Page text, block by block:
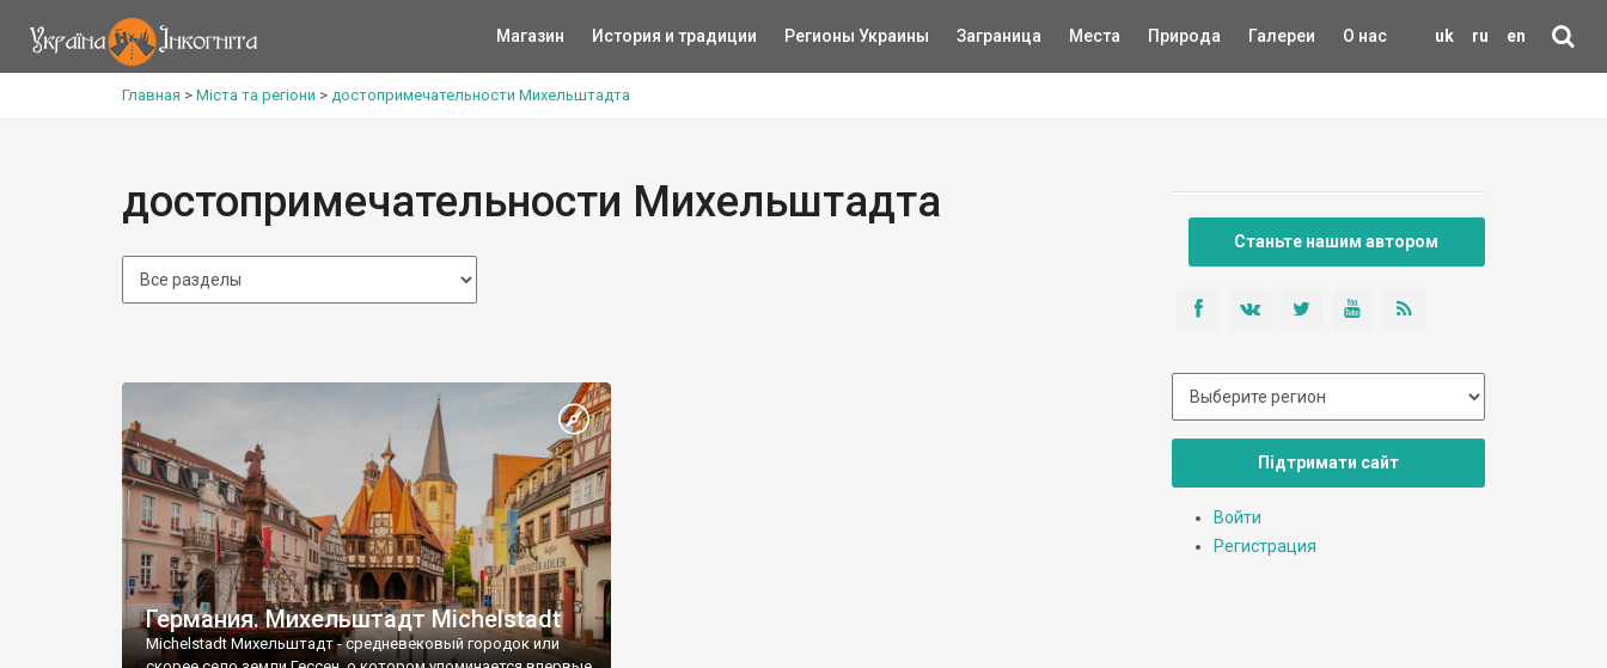
uk ru en
Магазин История и традиции Регионы Украины Заграница Места Природа Галереи О нас
Главная > Міста та регіони > достопримечательности Михельштадта
достопримечательности Михельштадта
Германия. Михельштадт Michelstadt
Michelstadt Михельштадт - средневековый городок или
Станьте нашим автором
Підтримати сайт
Войти
Регистрация